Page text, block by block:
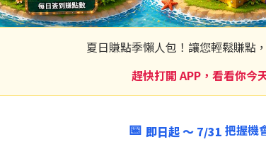
夏日賺點季懶人包！讓您輕鬆賺點
趕快打開 APP，看看你今
📅 即日起 ～ 7/31 把握機